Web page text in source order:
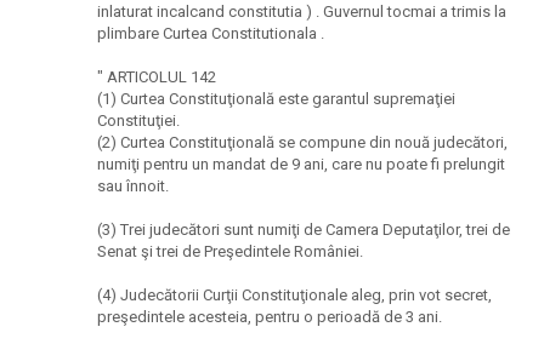
inlaturat incalcand constitutia ) . Guvernul tocmai a trimis la
plimbare Curtea Constitutionala .
" ARTICOLUL 142
(1) Curtea Constituţională este garantul supremaţiei
Constituţiei.
(2) Curtea Constituţională se compune din nouă judecători,
numiţi pentru un mandat de 9 ani, care nu poate fi prelungit
sau înnoit.
(3) Trei judecători sunt numiţi de Camera Deputaţilor, trei de
Senat şi trei de Preşedintele României.
(4) Judecătorii Curţii Constituţionale aleg, prin vot secret,
preşedintele acesteia, pentru o perioadă de 3 ani.